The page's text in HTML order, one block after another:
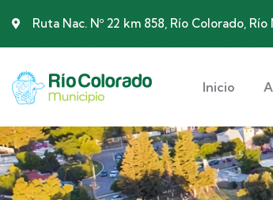
Ruta Nac. Nº 22 km 858, Río Colorado,
Inicio